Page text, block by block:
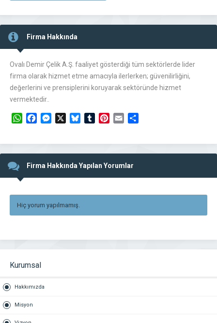
Firma Hakkında
Ovalı Demir Çelik A.Ş. faaliyet gösterdiği tüm sektörlerde lider
firma olarak hizmet etme amacıyla ilerlerken; güvenilirliğini,
değerlerini ve prensiplerini koruyarak sektöründe hizmet
vermektedir..
WhatsAppFacebookMessengerBlueskyTumblrPinterest
Email
Firma Hakkında Yapılan Yorumlar
Hiç yorum yapılmamış.
Kurumsal
Hakkımızda
Misyon